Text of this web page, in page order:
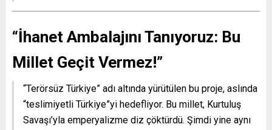
“İhanet Ambalajını Tanıyoruz: Bu
Millet Geçit Vermez!”
“Terörsüz Türkiye” adı altında yürütülen bu proje, aslında
“teslimiyetli Türkiye”yi hedefliyor. Bu millet, Kurtuluş
Savaşı’yla emperyalizme diz çöktürdü. Şimdi yine aynı